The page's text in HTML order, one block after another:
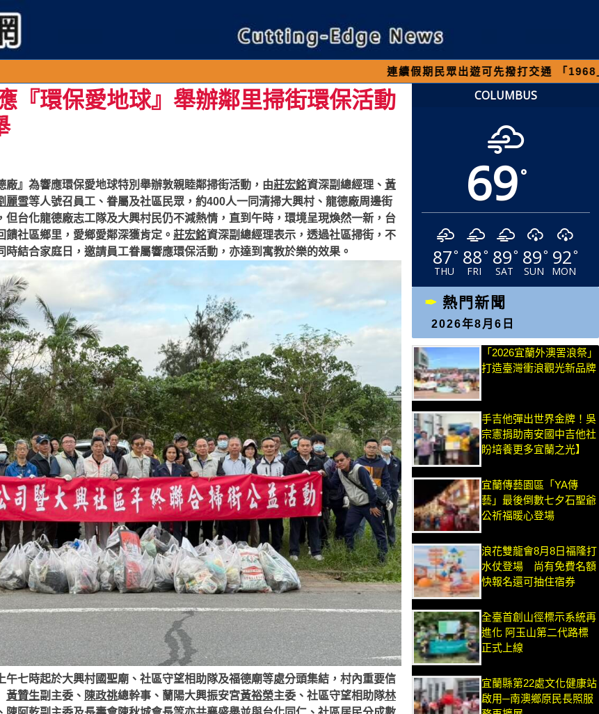
連續假期民眾出遊可先撥打交通 「1968」客服專線，以
『環保愛地球』舉辦鄰里掃街環保活動
廠』為響應環保愛地球特別舉辦敦親睦鄰掃街活動，由莊宏銘資深副總經理、 黃
麗雪等人號召員工、眷屬及社區民眾，約400人一同清掃大興村、龍德廠周邊街
但台化龍德廠志工隊及大興村民仍不減熱情，直到午時，環境呈現煥然一新，台
社區鄉里，愛鄉愛鄰深獲肯定。 莊宏銘資深副總經理表示，透過社區掃街，不
結合家庭日，邀請員工眷屬響應環保活動，亦達到寓教於樂的效果。
午七時起於大興村國聖廟、社區守望相助隊及福德廟等處分頭集結，村內重要信
黃贊生副主委、 陳政祧總幹事、蘭陽大興振安宮黃裕榮主委、社區守望相助隊林
COLUMBUS
69°
87°
THU
88°
FRI
89°
SAT
89°
SUN
92°
MON
熱門新聞
2026年8月6日
「2026宜蘭外澳罟浪祭」
打造臺灣衝浪觀光新品牌
手吉他彈出世界金牌！吳
宗憲捐助南安國中吉他社
盼培養更多宜蘭之光】
宜蘭傳藝園區「YA傳
藝」最後倒數七夕石聖爺
公祈福暖心登場
浪花雙龍會8月8日福隆打
水仗登場 尚有免費名額
快報名還可抽住宿券
全臺首創山徑標示系統再
進化 阿玉山第二代路標
正式上線
宜蘭縣第22處文化健康站
啟用─南澳鄉原民長照服